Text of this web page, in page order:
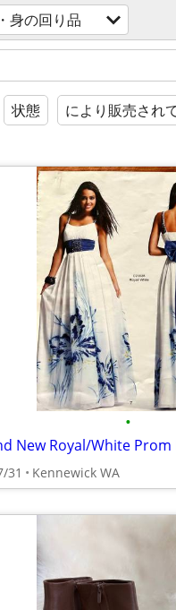
身の回り品
状態 により販売され
•
New Royal/White Prom
31 Kennewick WA